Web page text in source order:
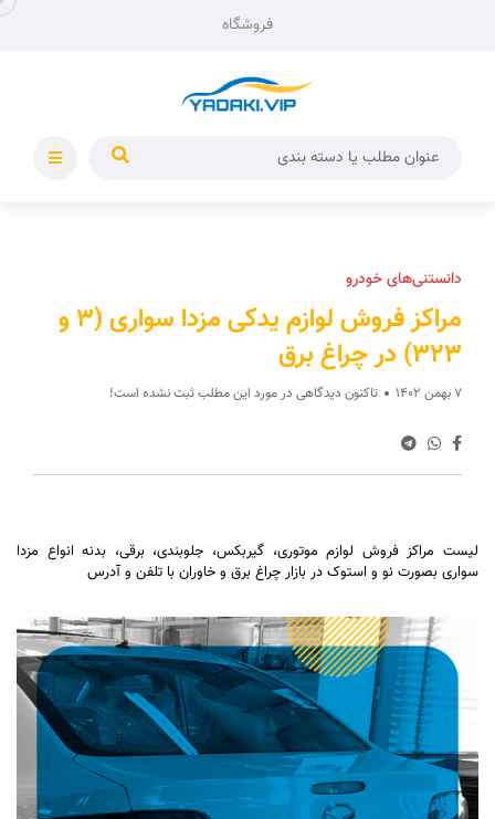
فروشگاه
دانستنی‌های خودرو
مراکز فروش لوازم یدکی مزدا سواری (3 و
323) در چراغ برق
7 بهمن 1402 تاکنون دیدگاهی در مورد این مطلب ثبت نشده است!
لیست مراکز فروش لوازم موتوری، گیربکس، جلوبندی، برقی، بدنه انواع مزدا
سواری بصورت نو و استوک در بازار چراغ برق و خاوران با تلفن و آدرس